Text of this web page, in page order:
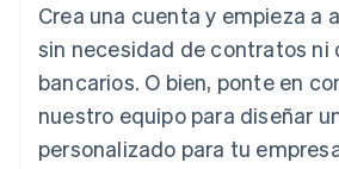
Crea una cuenta y empieza a
sin necesidad de contratos ni
bancarios. O bien, ponte en
nuestro equipo para diseñar
personalizado para tu
Deutsch English
Lituania
English
Luxemburgo
FrançaisDeutsch English
English 简体中文